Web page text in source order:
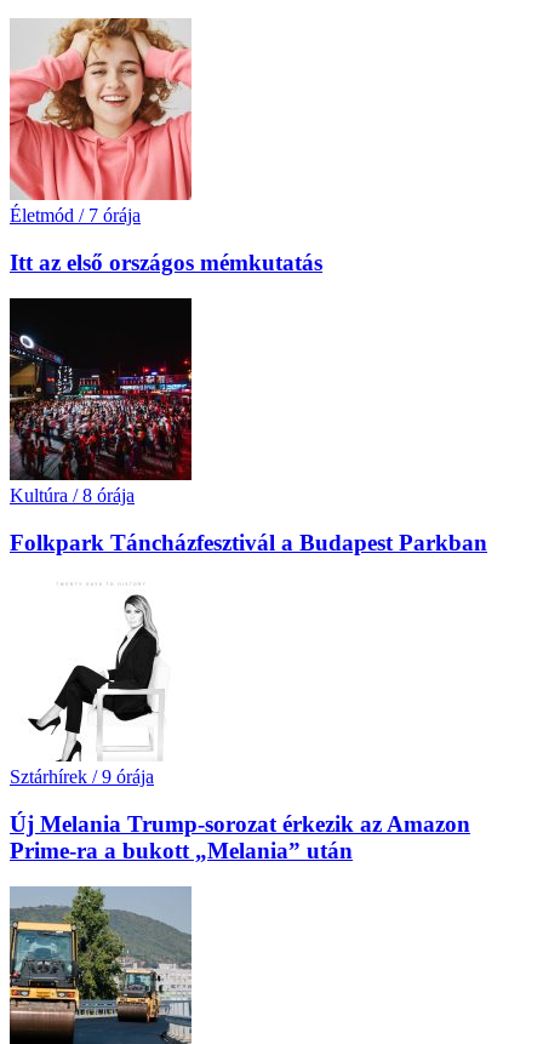
Életmód / 7 órája
Itt az első országos mémkutatás
Kultúra / 8 órája
Folkpark Táncházfesztivál a Budapest Parkban
Sztárhírek / 9 órája
Új Melania Trump-sorozat érkezik az Amazon
Prime-ra a bukott „Melania” után